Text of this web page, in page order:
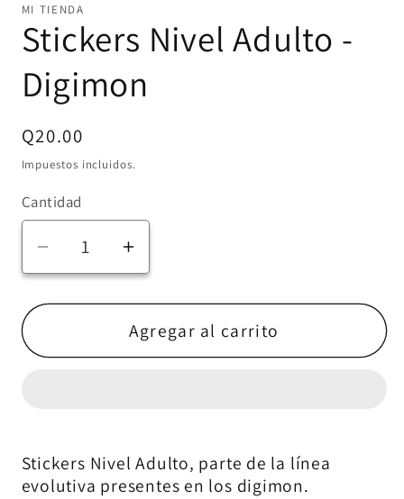
1
en
una
ventana
modal
MI TIENDA
Stickers Nivel Adulto -
Digimon
Precio
habitual
Q20.00
Impuestos incluidos.
Cantidad
Reducir
cantidad
para
Nivel
Aumentar
cantidad
para
Stickers
Nivel
Agregar al carrito
Stickers Nivel Adulto, parte de la línea
evolutiva presentes en los digimon.